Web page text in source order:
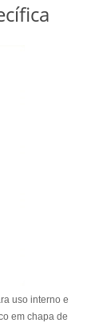
uso interno e
em chapa de